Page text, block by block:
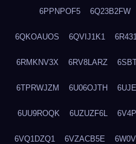
6PPNPOF5 6Q23B2FW
6QKOAUOS 6QVIJ1K1
6RMKNV3X 6RV8LARZ
6TPRWJZM 6U06OJTH
6UU9ROQK 6UZUZF6L
6VQ1DZQ1 6VZACB5E